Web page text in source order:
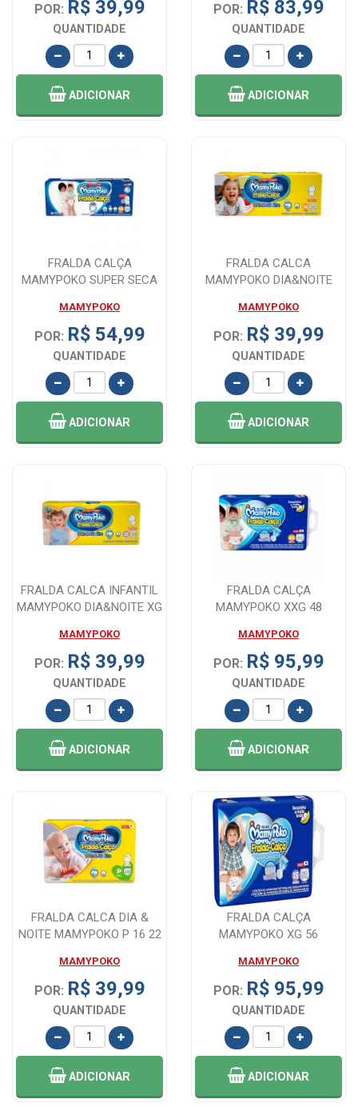
POR: R$ 39,99
QUANTIDADE
ADICIONAR
POR: R$ 83,99
QUANTIDADE
ADICIONAR
FRALDA CALÇA
MAMYPOKO SUPER SECA
MAMYPOKO
POR: R$ 54,99
QUANTIDADE
ADICIONAR
FRALDA CALCA
MAMYPOKO DIA&NOITE
MAMYPOKO
POR: R$ 39,99
QUANTIDADE
ADICIONAR
FRALDA CALCA INFANTIL
MAMYPOKO DIA&NOITE XG
MAMYPOKO
POR: R$ 39,99
QUANTIDADE
ADICIONAR
FRALDA CALÇA
MAMYPOKO XXG 48
MAMYPOKO
POR: R$ 95,99
QUANTIDADE
ADICIONAR
FRALDA CALCA DIA &
NOITE MAMYPOKO P 16 22
MAMYPOKO
POR: R$ 39,99
QUANTIDADE
ADICIONAR
FRALDA CALÇA
MAMYPOKO XG 56
MAMYPOKO
POR: R$ 95,99
QUANTIDADE
ADICIONAR